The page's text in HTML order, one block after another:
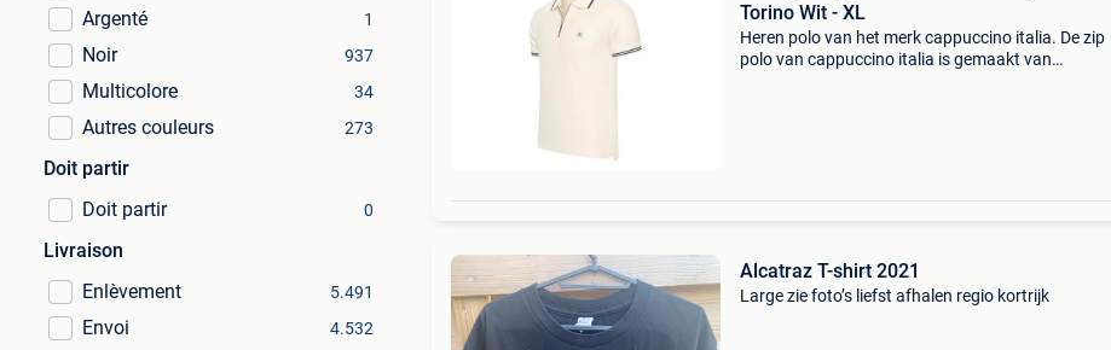
Argenté 1
Noir 937
Multicolore 34
Autres couleurs 273
Doit partir
Doit partir
0
Livraison
Enlèvement
5.491
Envoi 4.532
Torino Wit - XL
Heren polo van het merk cappuccino italia. De zip
polo van cappuccino italia is gemaakt van
Alcatraz T-shirt 2021
Large zie foto’s liefst afhalen regio kortrijk